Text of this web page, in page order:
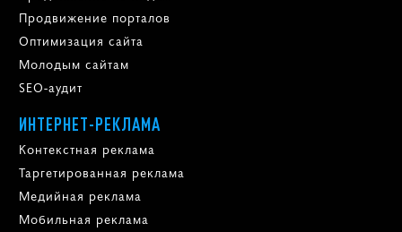
Продвижение порталов
Оптимизация сайта
Молодым сайтам
SEO-аудит
ИНТЕРНЕТ-РЕКЛАМА
Контекстная реклама
Таргетированная реклама
Медийная реклама
Мобильная реклама